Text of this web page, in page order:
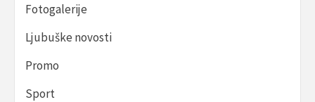
Fotogalerije
Ljubuške novosti
Promo
Sport